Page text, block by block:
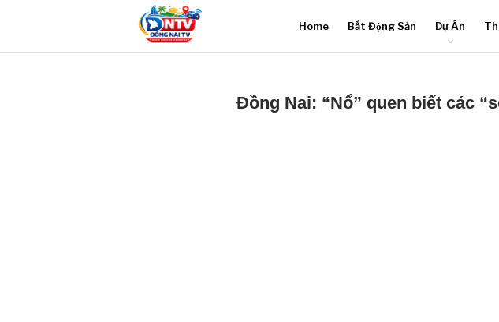
Home Bất Động Sản Dự Án
Đồng Nai: “Nổ” quen biết các